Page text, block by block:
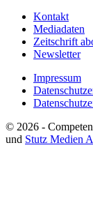
Kontakt
Mediadaten
Zeitschrift
Newsletter
Impressum
© 2026 -
und Stutz Medien